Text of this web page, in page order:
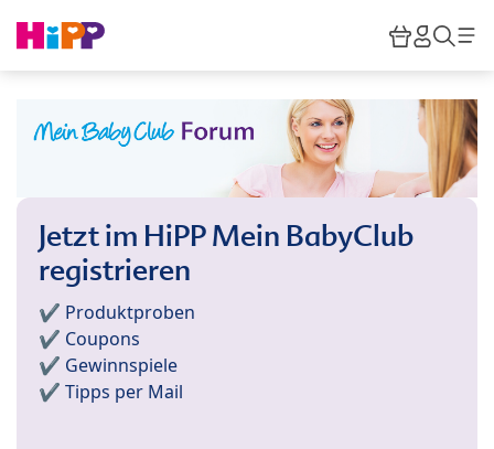
HiPP
Jetzt im HiPP Mein BabyClub
registrieren
✔️ Produktproben
✔️ Coupons
✔️ Gewinnspiele
✔️ Tipps per Mail